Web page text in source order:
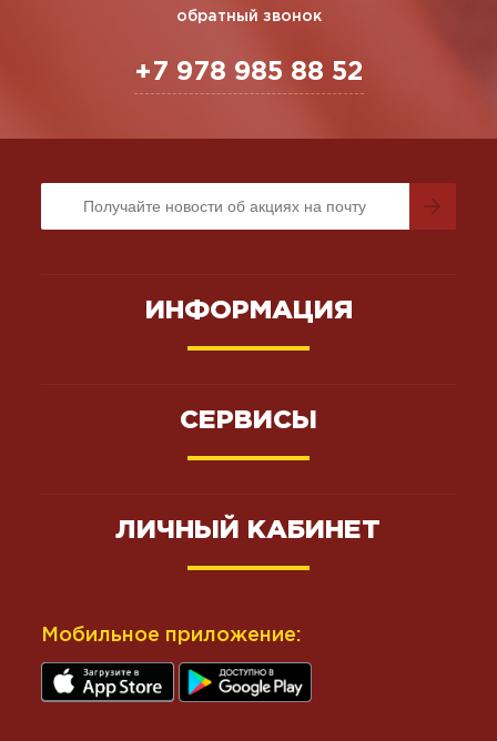
обратный звонок
+7 978 985 88 52
ИНФОРМАЦИЯ
СЕРВИСЫ
ЛИЧНЫЙ КАБИНЕТ
Мобильное приложение: